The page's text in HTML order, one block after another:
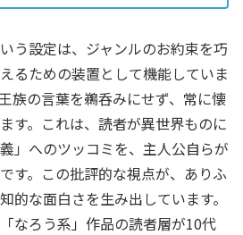
う設定は、ジャンルのお約束を巧
るための装置として機能していま
族の言葉を鵜呑みにせず、常に懐
す。これは、読者が異世界ものに
」へのツッコミを、主人公自らが
す。この批評的な視点が、ありふ
的な面白さを生み出しています。
なろう系」作品の読者層が10代